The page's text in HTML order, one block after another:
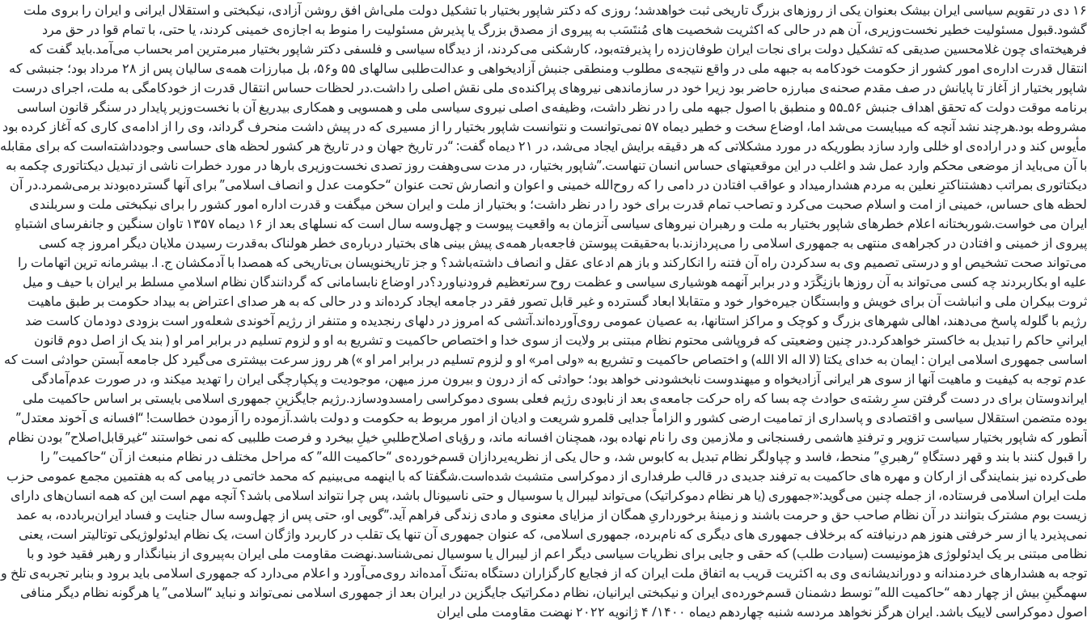
۱۶ دی در تقویم سیاسی ایران بیشک بعنوان یکی از روزهای بزرگ تاریخی ثبت خواهدشد؛ روزی که دکتر شاپور بختیار با تشکیل دولت ملی‌‌اش افق روشن آزادی، نیکبختی و استقلال ایرانی و ایران را بروی ملت
گشود.قبول مسئولیت خطیر نخست‌وزیری، آن هم در حالی که اکثریت شخصیت های مُنتَسَب به پیروی از مصدق بزرگ یا پذیرش مسئولیت را منوط به اجازه‌ی خمینی کردند، یا حتی، با تمام قوا در حق مرد
فرهیخته‌ای چون غلامحسین صدیقی که تشکیل دولت برای نجات ایران طوفان‌زده را پذیرفته‌بود، کارشکنی می‌کردند، از دیدگاه سیاسی و فلسفی دکتر شاپور بختیار مبرمترین امر بحساب می‌آمد.باید گفت که
انتقال قدرت اداره‌ی امور کشور از حکومت خودکامه به جبهه ملی در واقع نتیجه‌ی مطلوب ومنطقی جنبش آزادیخواهی و عدالت‌طلبی سالهای ۵۵ و۵۶، بل مبارزات همه‌ی سالیان پس از ۲۸ مرداد بود؛ جنبشی که
شاپور بختیار از آغاز تا پایانش در صف مقدم صحنه‌ی مبارزه حاضر بود زیرا خود در سازماندهی نیروهای پراکنده‌ی ملی نقش اصلی را داشت.در لحظات حساس انتقال قدرت از خودکامگی به ملت، اجرای درست
برنامه موقت دولت که تحقق اهداف جنبش ۵۶ـ۵۵ و منطبق با اصول جبهه ملی را در نظر داشت، وظیفه‌ی اصلی نیروی سیاسی ملی و همسویی و همکاری بیدریغ آن با نخست‌وزیر پایدار در سنگر قانون اساسی
مشروطه بود.هرچند نشد آنچه که میبایست می‌شد اما، اوضاع سخت و خطیر دیماه ۵۷ نمی‌توانست و نتوانست شاپور بختیار را از مسیری که در پیش داشت منحرف گرداند، وی را از ادامه‌ی کاری که آغاز کرده بود
مأیوس کند و در اراده‌ی او خللی وارد سازد بطوریکه در مورد مشکلاتی که هر دقیقه برایش ایجاد می‌شد، در ۲۱ دیماه گفت: “در تاریخ جهان و در تاریخ هر کشور لحظه های حساسی وجودداشته‌است که برای مقابله
با آن می‌باید از موضعی محکم وارد عمل شد و اغلب در این موقعیتهای حساس انسان تنهاست.”شاپور بختیار، در مدت سی‌وهفت روز تصدی نخست‌وزیری بارها در مورد خطرات ناشی از تبدیل دیکتاتوری چکمه به
دیکتاتوری بمراتب دهشتناکترِ نعلین به مردم هشدارمیداد و عواقب افتادن در دامی را که روح‌الله خمینی و اعوان و انصارش تحت عنوان “حکومت عدل و انصاف اسلامی” برای آنها گسترده‌بودند برمی‌شمرد.در آن
لحظه های حساس، خمینی از امت و اسلام صحبت می‌کرد و تصاحب تمام قدرت برای خود را در نظر داشت؛ و بختیار از ملت و ایران سخن میگفت و قدرت اداره امور کشور را برای نیکبختی ملت و سربلندی
ایران می خواست.شوربختانه اعلام خطرهای شاپور بختیار به ملت و رهبران نیروهای سیاسی آنزمان به واقعیت پیوست و چهل‌وسه سال است که نسلهای بعد از ۱۶ دیماه ۱۳۵۷ تاوان سنگین و جانفرسای اشتباهِ
پیروی از خمینی و افتادن در کجراهه‌ی منتهی به جمهوری اسلامی را می‌پردازند.با به‌حقیقت پیوستن فاجعه‌بار همه‌ی پیش بینی های بختیار درباره‌ی خطر هولناک به‌قدرت رسیدن ملایان دیگر امروز چه کسی
می‌تواند صحت تشخیص او و درستی تصمیم وی به سدکردن راه آن فتنه را انکارکند و باز هم ادعای عقل و انصاف داشته‌باشد؟ و جز تاریخنویسان بی‌تاریخی که همصدا با آدمکشان ج. ا. بیشرمانه ترین اتهامات را
علیه او بکاربردند چه کسی می‌تواند به آن روزها بازنِگَرَد و در برابر آنهمه هوشیاری سیاسی و عظمت روح سرتعظیم فرودنیاورد؟در اوضاع نابسامانی که گردانندگان نظام اسلامیِ مسلط بر ایران با حیف و میل
ثروت بیکران ملی و انباشت آن برای خویش و وابستگان جیره‌خوار خود و متقابلا ابعاد گسترده و غیر قابل تصور فقر در جامعه ایجاد کرده‌‌اند و در حالی که به هر صدای اعتراض به بیداد حکومت بر طبق ماهیت
رژیم با گلوله پاسخ می‌دهند، اهالی شهرهای بزرگ و کوچک و مراکز استانها، به عصیان عمومی روی‌آورده‌اند.آتشی که امروز در دلهای رنجدیده و متنفر از رژیم آخوندی شعله‌ور است بزودی دودمان کاست ضد
ایرانیِ حاکم را تبدیل به خاکستر خواهدکرد.در چنین وضعیتی که فروپاشی محتوم نظام مبتنی بر ولایت از سوی خدا و اختصاص حاکمیت و تشریع به او و لزوم تسلیم در برابر امر او ( بند یک از اصل دوم قانون
اساسی جمهوری اسلامی ایران : ایمان به خدای یکتا (لا اله الا الله) و اختصاص حاکمیت و تشریع به «ولی امر» او و لزوم تسلیم در برابر امر او ») هر روز سرعت بیشتری می‌گیرد کل جامعه آبستن حوادثی است که
عدم توجه به کیفیت و ماهیت آنها از سوی هر ایرانی آزادیخواه و میهندوست نابخشودنی خواهد بود؛ حوادثی که از درون و بیرون مرز میهن، موجودیت و پکپارچگی ایران را تهدید میکند و، در صورت عدم‌آمادگی
ایراندوستان برای در دست گرفتن سرِ رشته‌ی حوادث چه بسا که راه حرکت جامعه‌ی بعد از نابودی رژیم فعلی بسوی دموکراسی رامسدودسازد.رژیم جایگزینِ جمهوری اسلامی بایستی بر اساس حاکمیت ملی
بوده متضمن استقلال سیاسی و اقتصادی و پاسداری از تمامیت ارضی کشور و الزاماً جدایی قلمرو شریعت و ادیان از امور مربوط به حکومت و دولت باشد.آزموده را آزمودن خطاست! “افسانه ی آخوند معتدل”
آنطور که شاپور بختیار سیاست تزویر و ترفندِ هاشمی رفسنجانی و ملازمین وی را نام نهاده بود، همچنان افسانه ماند، و رؤیای اصلاح‌طلبیِ خیلِ بیخرد و فرصت طلبیی که نمی خواستند “غیرقابل‌اصلاح” بودن نظام
را قبول کنند با بند و قهر دستگاهِ “رهبریِ” منحط، فاسد و چپاولگر نظام تبدیل به کابوس شد، و حال یکی از نظریه‌یردازان قسم‌خورده‌ی “حاکمیت الله” که مراحل مختلف در نظام منبعث از آن “حاکمیت” را
طی‌کرده نیز بنمایندگی از ارکان و مهره های حاکمیت به ترفند جدیدی در قالب طرفداری از دموکراسی متشبث شده‌است.شگفتا که با اینهمه می‌بینیم که محمد خاتمی در پیامی که به هفتمین مجمع عمومی حزب
ملت ایران اسلامی فرستاده، از جمله چنین می‌گوید:«جمهوری (یا هر نظام دموکراتیک) می‌تواند لیبرال یا سوسیال و حتی ناسیونال باشد، پس چرا نتواند اسلامی باشد؟ آنچه مهم است این که همه انسان‌های دارای
زیست بوم مشترک بتوانند در آن نظام صاحب حق و حرمت باشند و زمینهٔ برخورداریِ همگان از مزایای معنوی و مادی زندگی فراهم آید.”گویی او، حتی پس از چهل‌وسه سال جنایت و فساد ایران‌بربادده، به عمد
نمی‌پذیرد یا از سر خرفتی هنوز هم درنیافته که برخلاف جمهوری های دیگری که نام‌برده، جمهوری اسلامی، که عنوان جمهوری آن تنها یک تقلب در کاربرد واژگان است، یک نظام ایدئولوژیکی توتالیتر است، یعنی
نظامی مبتنی بر یک ایدئولوژی هژمونیست (سیادت طلب) که حقی و جایی برای نظریات سیاسی دیگر اعم از لیبرال یا سوسیال نمی‌شناسد.نهضت مقاومت ملی ایران به‌پیروی از بنیانگذار و رهبر فقید خود و با
توجه به هشدارهای خردمندانه و دوراندیشانه‌ی وی به اکثریت قریب به اتفاق ملت ایران که از فجایع کارگزاران دستگاه به‌تنگ آمده‌اند روی‌می‌آورد و اعلام می‌دارد که جمهوری اسلامی باید برود و بنابر تجربه‌ی تلخ و
سهمگینِ بیش از چهار دهه “حاکمیت الله” توسط دشمنان قسم‌خورده‌ی ایران و نیکبختی ایرانیان، نظام دمکراتیک جایگزین در ایران بعد از جمهوری اسلامی نمی‌تواند و نباید “اسلامی” یا هرگونه نظام دیگر منافی
اصول دموکراسی لاییک باشد. ایران هرگز نخواهد مردسه شنبه چهاردهم دیماه ۱۴۰۰/ ۴ ژانویه ۲۰۲۲ نهضت مقاومت ملی ایران